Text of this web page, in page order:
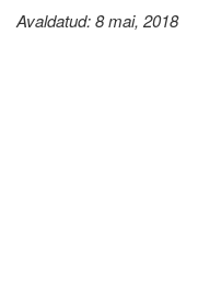
Avaldatud: 8 mai, 2018